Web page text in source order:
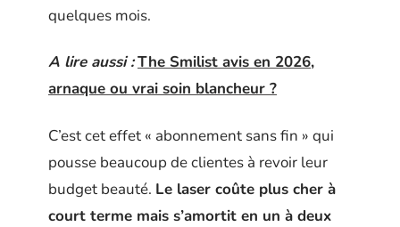
quelques mois.
A lire aussi :The Smilist avis en 2026,
arnaque ou vrai soin blancheur ?
C’est cet effet « abonnement sans fin » qui
pousse beaucoup de clientes à revoir leur
budget beauté. Le laser coûte plus cher à
court terme mais s’amortit en un à deux